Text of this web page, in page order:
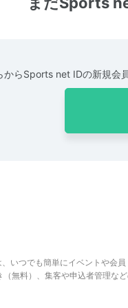
からSports net IDの新規会
いつでも簡単にイベントや会
無料）、集客や申込者管理な